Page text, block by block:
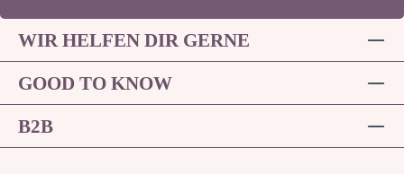
WIR HELFEN DIR GERNE
GOOD TO KNOW
B2B